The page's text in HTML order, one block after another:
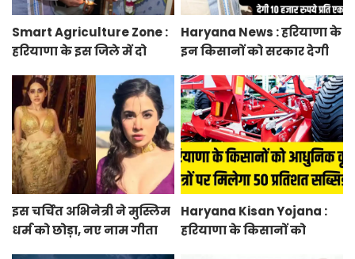
Smart Agriculture Zone :
हरियाणा के इस जिले में दो
एग्रीकल्चर जोन
Haryana News : हरियाणा के
इन किसानों को सरकार देगी
सीएम सैनी की घोषणा
इस चर्चित अभिनेत्री ने मुस्लिम
धर्म को छोड़ा, नए नाम गीता
Haryana Kisan Yojana :
हरियाणा के किसानों को